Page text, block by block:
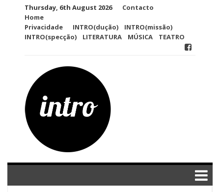
Thursday, 6th August 2026
Contacto
Home
Privacidade
INTRO(dução)
INTRO(missão)
INTRO(specção)
LITERATURA MÚSICA TEATRO